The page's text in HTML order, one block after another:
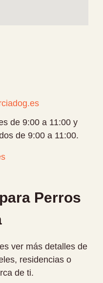
de 9:00 a 11:00 y
de 9:00 a 11:00.
Perros
ver más detalles de
residencias o
de ti.